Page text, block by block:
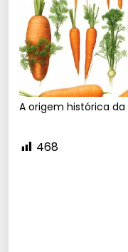
A origem histórica
468